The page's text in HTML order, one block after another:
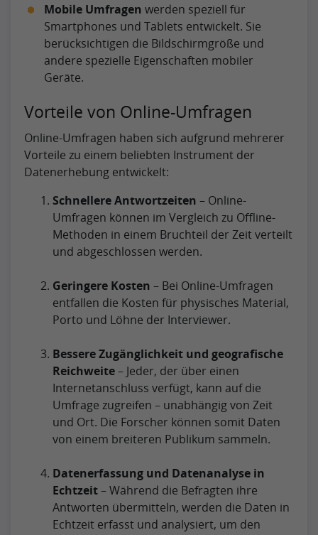
Mobile Umfragen werden speziell für
Smartphones und Tablets entwickelt. Sie
berücksichtigen die Bildschirmgröße und
andere spezielle Eigenschaften mobiler
Geräte.
Vorteile von Online-Umfragen
Online-Umfragen haben sich aufgrund mehrerer
Vorteile zu einem beliebten Instrument der
Datenerhebung entwickelt:
Schnellere Antwortzeiten – Online-
Umfragen können im Vergleich zu Offline-
Methoden in einem Bruchteil der Zeit verteilt
und abgeschlossen werden.
Geringere Kosten – Bei Online-Umfragen
entfallen die Kosten für physisches Material,
Porto und Löhne der Interviewer.
Bessere Zugänglichkeit und geografische
Reichweite– Jeder, der über einen
Internetanschluss verfügt, kann auf die
Umfrage zugreifen – unabhängig von Zeit
und Ort. Die Forscher können somit Daten
von einem breiteren Publikum sammeln.
Datenerfassung und Datenanalyse in
Echtzeit– Während die Befragten ihre
Antworten übermitteln, werden die Daten in
Echtzeit erfasst und analysiert, um den